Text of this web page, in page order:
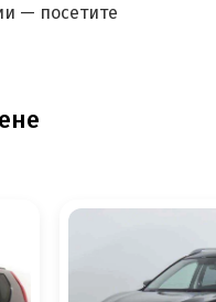
— посетите